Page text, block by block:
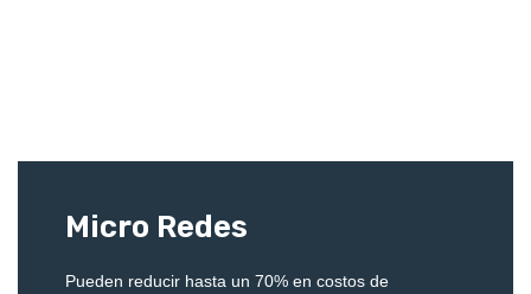
Micro Redes
Pueden reducir hasta un 70% en costos de